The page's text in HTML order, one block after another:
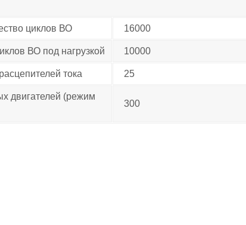
циклов ВО 16000
ВО под нагрузкой 10000
тока 25
двигателей (режим
300